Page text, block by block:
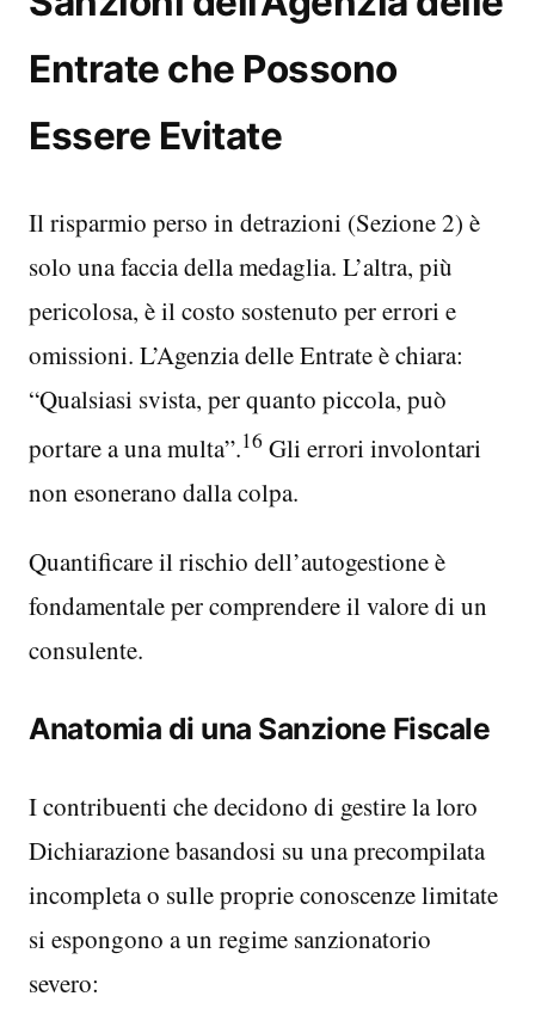
Entrate che Possono
Essere Evitate
Il risparmio perso in detrazioni (Sezione 2) è
solo una faccia della medaglia. L’altra, più
pericolosa, è il costo sostenuto per errori e
omissioni. L’Agenzia delle Entrate è chiara:
“Qualsiasi svista, per quanto piccola, può
portare a una multa”.16 Gli errori involontari
non esonerano dalla colpa.
Quantificare il rischio dell’autogestione è
fondamentale per comprendere il valore di un
consulente.
Anatomia di una Sanzione Fiscale
I contribuenti che decidono di gestire la loro
Dichiarazione basandosi su una precompilata
incompleta o sulle proprie conoscenze limitate
si espongono a un regime sanzionatorio
severo: